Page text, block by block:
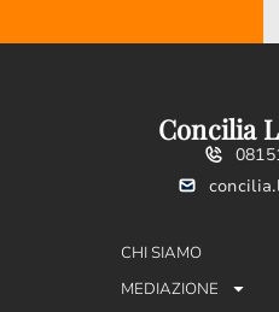
Concilia
CHI SIAMO
MEDIAZIONE